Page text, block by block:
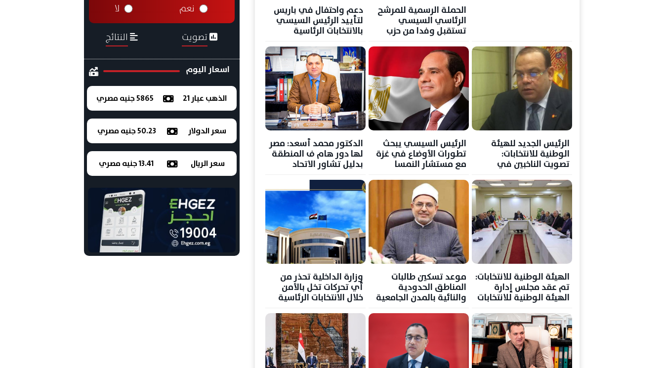
الحملة الرسمية للمرشح
الرئاسي السيسي
تستقبل وفدا من حزب
دعم واحتفال في باريس
لتأييد الرئيس السيسي
بالانتخابات الرئاسية
الرئيس الجديد للهيئة
الوطنية للانتخابات:
تصويت الناخبين في
المقبلة ستكون معبرة
عن إرادتهم
الرئيس السيسي يبحث
تطورات الأوضاع في غزة
مع مستشار النمسا
الدكتور محمد أسعد: مصر
لها دور هام ف المنطقة
بدليل تشاور الاتحاد
الكاذبة
الهيئة الوطنية للانتخابات:
تم عقد مجلس إدارة
الهيئة الوطنية للانتخابات
الجديد
موعد تسكين طالبات
المناطق الحدودية
والنائية بالمدن الجامعية
وزارة الداخلية تحذر من
أي تحركات تخل بالأمن
خلال الانتخابات الرئاسية
نعم لا
تصويت النتائج
اسعار اليوم
الذهب عيار 21 5865 جنيه مصري
سعر الدولار 50.23 جنيه مصري
سعر الريال 13.41 جنيه مصري